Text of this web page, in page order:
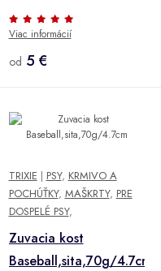
Viac informácií
od 5 €
TRIXIE | PSY, KRMIVO A
POCHÚŤKY, MAŠKRTY, PRE
DOSPELÉ PSY,
Zuvacia kost
Baseball,sita,70g/4.7cm